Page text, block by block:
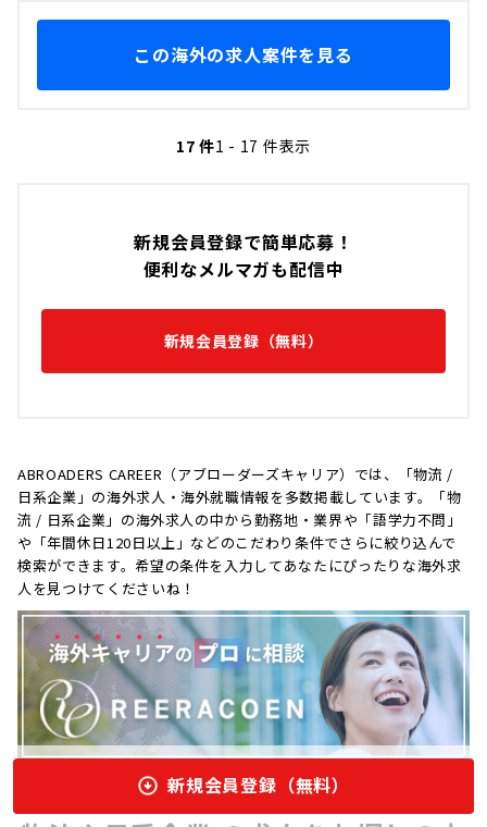
新規会員登録で簡単応募！
便利なメルマガも配信中
新規会員登録（無料）
ABROADERS CAREER（アブローダーズキャリア）では、「物流 /
日系企業」の海外求人・海外就職情報を多数掲載しています。「物
流 / 日系企業」の海外求人の中から勤務地・業界や「語学力不問」
や「年間休日120日以上」などのこだわり条件でさらに絞り込んで
検索ができます。希望の条件を入力してあなたにぴったりな海外求
人を見つけてくださいね！
この海外の求人案件を見る
17 件1 - 17 件表示
新規会員登録（無料）